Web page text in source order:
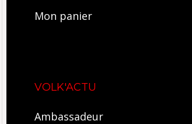
Mon panier
VOLK'ACTU
Ambassadeur